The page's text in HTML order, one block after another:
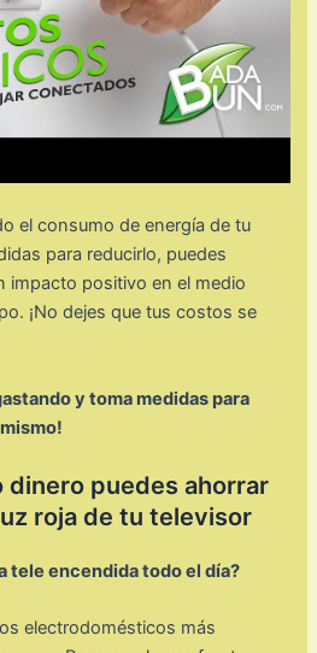
el consumo de energía de tu
para reducirlo, puedes
impacto positivo en el medio
¡No dejes que tus costos se
y toma medidas para
dinero puedes ahorrar
roja de tu televisor
tele encendida todo el día?
electrodomésticos más